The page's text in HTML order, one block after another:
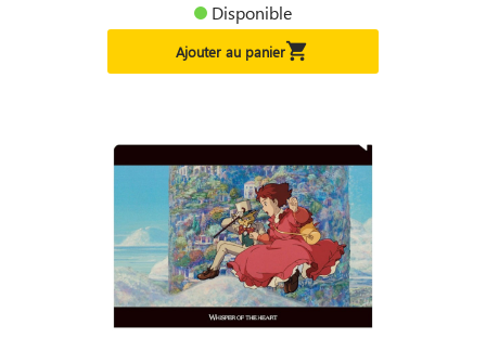
Disponible
Ajouter au panier